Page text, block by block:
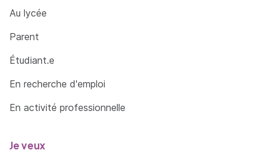
Au lycée
Parent
Étudiant.e
En recherche d'emploi
En activité professionnelle
Je veux